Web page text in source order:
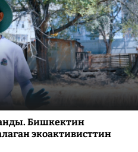
Бишкектин
экоактивисттин